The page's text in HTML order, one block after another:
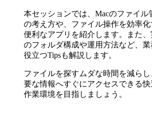
本セッションでは、Macのファイル
の考え方や、ファイル操作を効率化
便利なアプリを紹介します。また
のフォルダ構成や運用方法など、
役立つTipsも解説します。
ファイルを探すムダな時間を減ら
要な情報へすぐにアクセスできる快
作業環境を目指しましょう。